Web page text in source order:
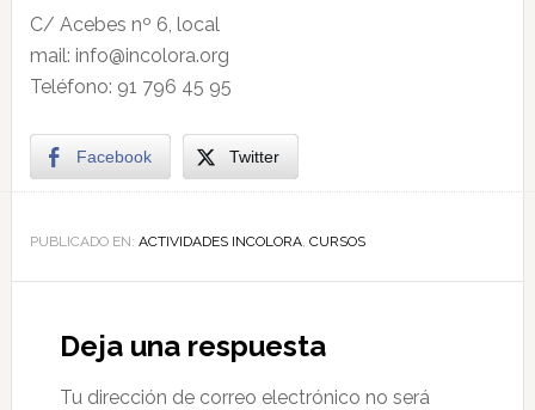
C/ Acebes nº 6, local
mail: info@incolora.org
Teléfono: 91 796 45 95
Facebook Twitter
PUBLICADO EN: ACTIVIDADES INCOLORA, CURSOS
Deja una respuesta
Tu dirección de correo electrónico no será